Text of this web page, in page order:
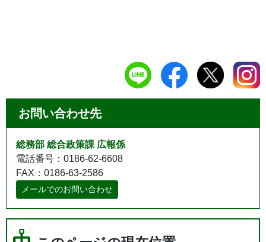
お問い合わせ先
総務部 総合政策課 広報係
電話番号：0186-62-6608
FAX：0186-63-2586
メールでのお問い合わせ